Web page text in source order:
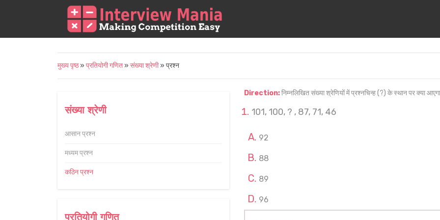
मुख्य पृष्ठ» प्रतियोगी गणित » संख्या श्रेणी» प्रश्न
संख्या श्रेणी
आसान प्रश्न
मध्यम प्रश्न
कठिन प्रश्न
प्रतियोगी गणित
Direction:निम्नलिखित संख्या श्रेणियों में प्रश्नचिन्ह (?) के स्थान पर क्या
101, 100, ? , 87, 71, 46
92
88
89
96